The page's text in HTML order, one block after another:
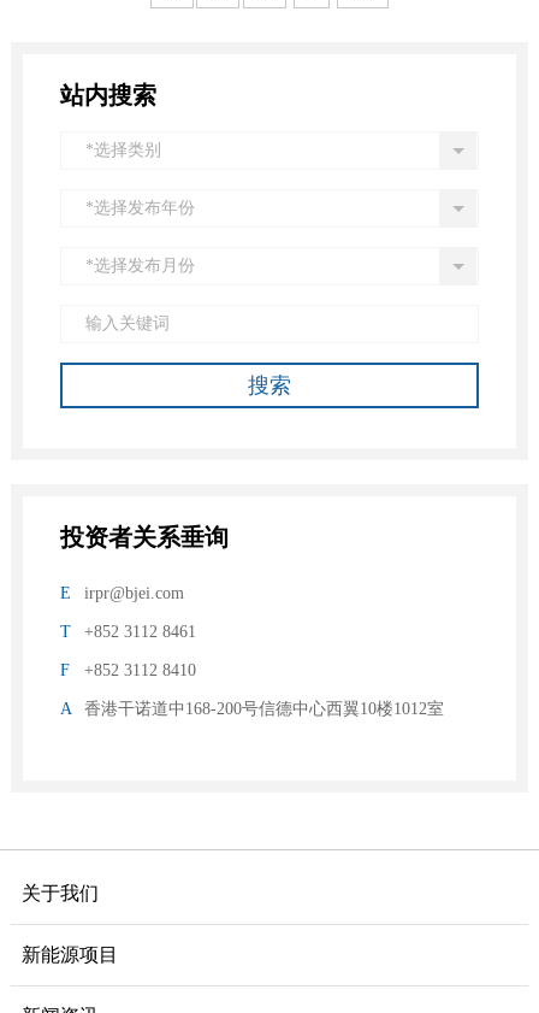
站内搜索
投资者关系垂询
E irpr@bjei.com
T +852 3112 8461
F +852 3112 8410
A 香港干诺道中168-200号信德中心西翼10楼1012室
关于我们
新能源项目